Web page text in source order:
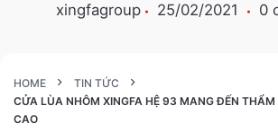
xingfagroup 25/02/2021 0
HOME
TIN TỨC
CỬA LÙA NHÔM XINGFA HỆ 93 MANG ĐẾN
CAO